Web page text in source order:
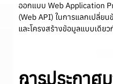
ออกแบบ Web Application
(Web API) ในการแลกเปลี่ย
และโครงสร้างข้อมูลแบบเดียว
การประกาศ